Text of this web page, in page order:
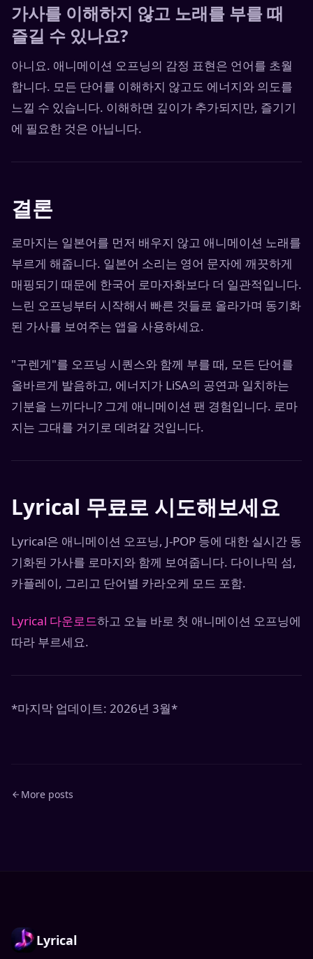
가사를 이해하지 않고 노래를 부를 때
즐길 수 있나요?
아니요. 애니메이션 오프닝의 감정 표현은 언어를 초월
합니다. 모든 단어를 이해하지 않고도 에너지와 의도를
느낄 수 있습니다. 이해하면 깊이가 추가되지만, 즐기기
에 필요한 것은 아닙니다.
결론
로마지는 일본어를 먼저 배우지 않고 애니메이션 노래를
부르게 해줍니다. 일본어 소리는 영어 문자에 깨끗하게
매핑되기 때문에 한국어 로마자화보다 더 일관적입니다.
느린 오프닝부터 시작해서 빠른 것들로 올라가며 동기화
된 가사를 보여주는 앱을 사용하세요.
"구렌게"를 오프닝 시퀀스와 함께 부를 때, 모든 단어를
올바르게 발음하고, 에너지가 LiSA의 공연과 일치하는
기분을 느끼다니? 그게 애니메이션 팬 경험입니다. 로마
지는 그대를 거기로 데려갈 것입니다.
Lyrical 무료로 시도해보세요
Lyrical은 애니메이션 오프닝, J-POP 등에 대한 실시간 동
기화된 가사를 로마지와 함께 보여줍니다. 다이나믹 섬,
카플레이, 그리고 단어별 카라오케 모드 포함.
Lyrical 다운로드하고 오늘 바로 첫 애니메이션 오프닝에
따라 부르세요.
*마지막 업데이트: 2026년 3월*
More posts
Lyrical